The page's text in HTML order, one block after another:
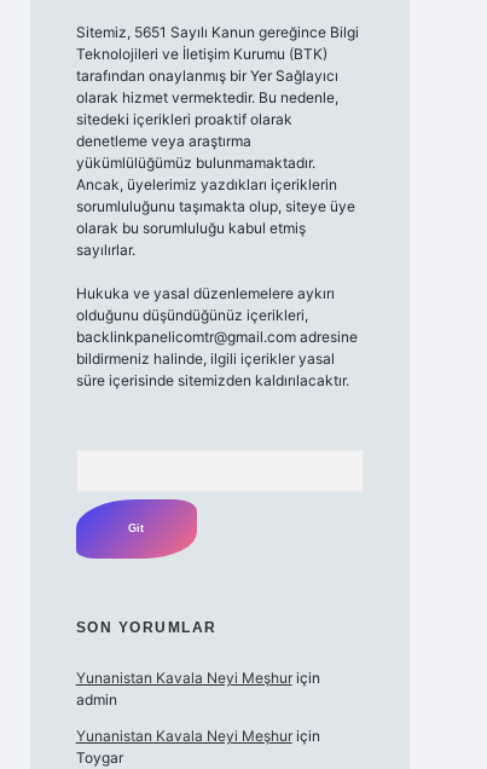
Sitemiz, 5651 Sayılı Kanun gereğince Bilgi
Teknolojileri ve İletişim Kurumu (BTK)
tarafından onaylanmış bir Yer Sağlayıcı
olarak hizmet vermektedir. Bu nedenle,
sitedeki içerikleri proaktif olarak
denetleme veya araştırma
yükümlülüğümüz bulunmamaktadır.
Ancak, üyelerimiz yazdıkları içeriklerin
sorumluluğunu taşımakta olup, siteye üye
olarak bu sorumluluğu kabul etmiş
sayılırlar.
Hukuka ve yasal düzenlemelere aykırı
olduğunu düşündüğünüz içerikleri,
backlinkpanelicomtr@gmail.comadresine
bildirmeniz halinde, ilgili içerikler yasal
süre içerisinde sitemizden kaldırılacaktır.
SON YORUMLAR
Yunanistan Kavala Neyi Meşhuriçin
admin
Yunanistan Kavala Neyi Meşhuriçin
Toygar